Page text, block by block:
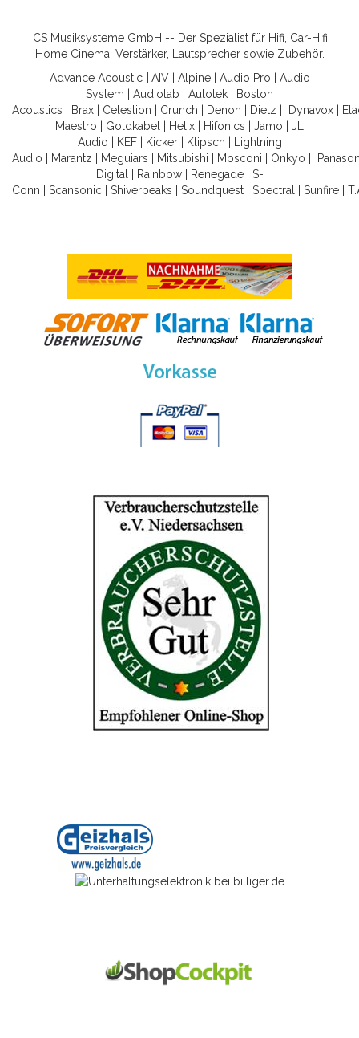
CS Musiksysteme GmbH -- Der Spezialist für Hifi, Car-Hifi,
Home Cinema, Verstärker, Lautsprecher sowie Zubehör.
Advance Acoustic
AIV| Alpine| Audio Pro
Audio
System
Audiolab Autotek
Boston
Acoustics
Brax Celestion Crunch Denon Dietz Dynavox
Maestro
Goldkabel Helix Hifonics Jamo
JL
Audio
KEF| Kicker| Klipsch
Lightning
Audio
Marantz Meguiars Mitsubishi Mosconi Onkyo
Digital
Rainbow| Renegade| S-
Conn
Scansonic Shiverpeaks Soundquest Spectral Sunfire